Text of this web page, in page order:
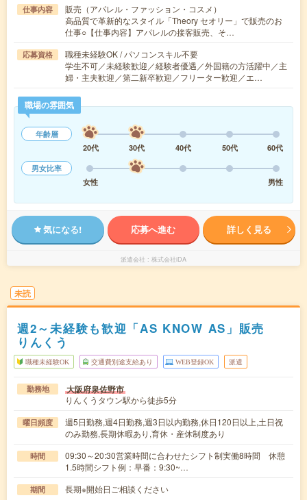
仕事内容
販売（アパレル・ファッション・コスメ）
高品質で革新的なスタイル「Theory セオリー」で販売のお
仕事○【仕事内容】アパレルの接客販売、そ…
応募資格
職種未経験OK / パソコンスキル不要
学生不可／未経験歓迎／経験者優遇／外国籍の方活躍中／主
婦・主夫歓迎／第二新卒歓迎／フリーター歓迎／エ…
職場の雰囲気
年齢層
20代
30代 40代 50代
60代
男女比率
女性
男性
気になる! 応募へ進む 詳しく見る
派遣会社 株式会社iDA
未読
週2～未経験も歓迎「AS KNOW AS」販売
りんくう
職種未経験OK 交通費別途支給あり WEB登録OK 派遣
勤務地 大阪府泉佐野市
りんくうタウン駅から徒歩5分
曜日頻度
週5日勤務,週4日勤務,週3日以内勤務,休日120日以上,土日祝
のみ勤務,長期休暇あり,育休・産休制度あり
時間
09:30～20:30営業時間に合わせたシフト制実働8時間 休憩
1.5時間シフト例：早番：9:30~…
期間 長期※開始日ご相談ください